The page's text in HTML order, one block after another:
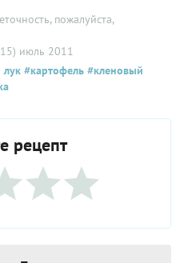
пожалуйста,
июль 2011
лук #картофель #кленовый
рецепт